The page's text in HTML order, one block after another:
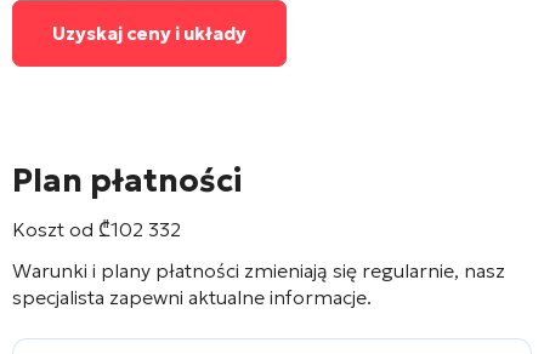
Uzyskaj ceny i układy
Plan płatności
Koszt od ₾102 332
Warunki i plany płatności zmieniają się regularnie, nasz
specjalista zapewni aktualne informacje.